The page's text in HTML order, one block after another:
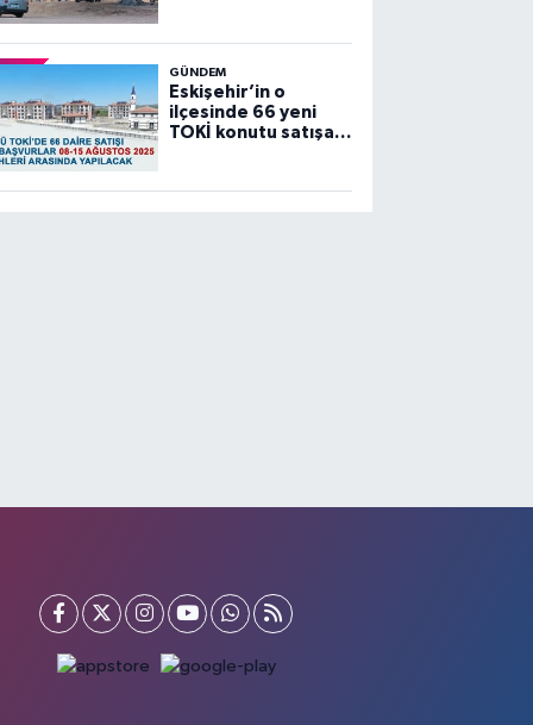
GÜNDEM
Eskişehir’in o
ilçesinde 66 yeni
TOKİ konutu satışa